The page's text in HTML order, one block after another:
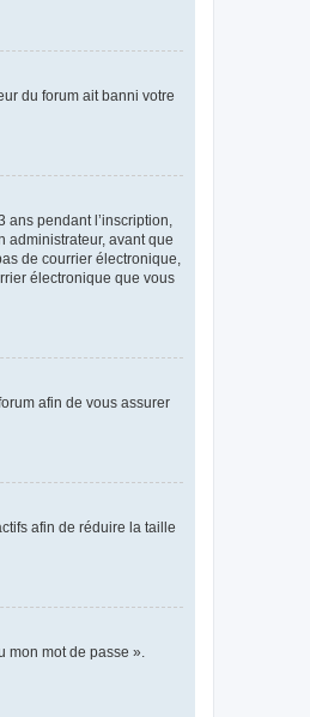
du forum ait banni votre
pendant l’inscription,
administrateur, avant que
de courrier électronique,
électronique que vous
afin de vous assurer
afin de réduire la taille
mot de passe ».